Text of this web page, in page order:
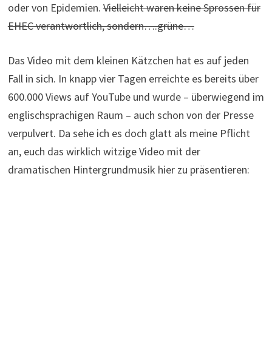
oder von Epidemien.Vielleicht waren keine Sprossen für
EHEC verantwortlich, sondern….grüne…
Das Video mit dem kleinen Kätzchen hat es auf jeden
Fall in sich. In knapp vier Tagen erreichte es bereits über
600.000 Views auf YouTube und wurde – überwiegend im
englischsprachigen Raum – auch schon von der Presse
verpulvert. Da sehe ich es doch glatt als meine Pflicht
an, euch das wirklich witzige Video mit der
dramatischen Hintergrundmusik hier zu präsentieren: